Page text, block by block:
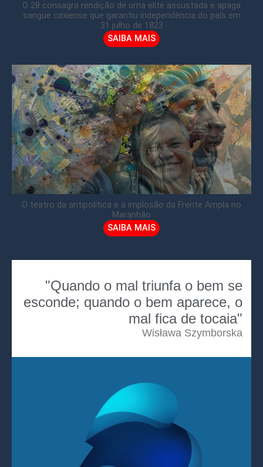
O 28 consagra rendição de uma elite assustada e apaga
sangue caxiense que garantiu independência do país em
31 julho de 1823
SAIBA MAIS
O teatro da antipolítica e a implosão da Frente Ampla no
Maranhão
SAIBA MAIS
"Quando o mal triunfa o bem se
esconde; quando o bem aparece, o
mal fica de tocaia"
Wisława Szymborska